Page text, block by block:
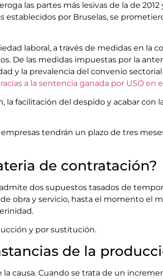
las partes más lesivas de la de 2012
establecidos por Bruselas, se
laboral, a través de medidas en la
De las medidas impuestas por la
y la prevalencia del convenio
a la sentencia ganada por USO en
facilitación del despido y acabar con
tendrán un plazo de tres
de contratación?
dos supuestos tasados de
obra y servicio, hasta el momento el
y por sustitución.
de la
causa. Cuando se trata de un